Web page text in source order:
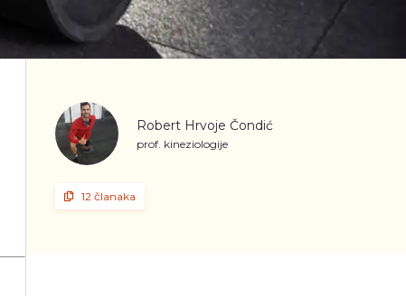
Robert Hrvoje Čondić
prof. kineziologije
12 članaka